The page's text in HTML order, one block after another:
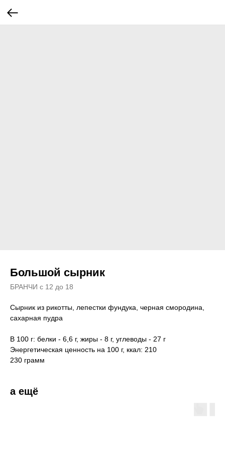
Большой сырник
БРАНЧИ с 12 до 18
Сырник из рикотты, лепестки фундука, черная смородина,
сахарная пудра
В 100 г: белки - 6,6 г, жиры - 8 г, углеводы - 27 г
Энергетическая ценность на 100 г, ккал: 210
230 грамм
а ещё